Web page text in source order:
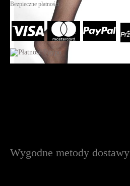
Bezpieczne płatności
Wygodne metody dostawy